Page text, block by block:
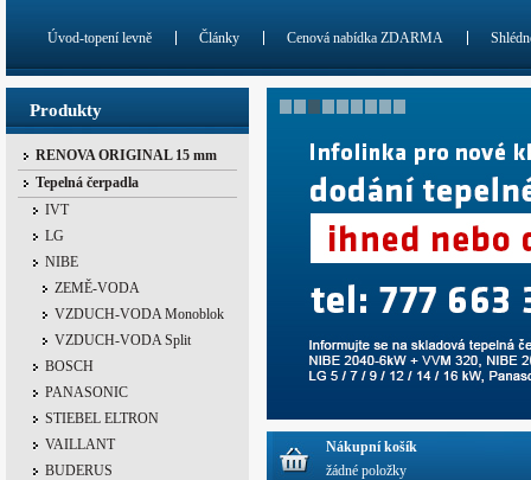
Produkty
RENOVA ORIGINAL 15 mm
Tepelná čerpadla
IVT
LG
NIBE
ZEMĚ-VODA
VZDUCH-VODA Monoblok
VZDUCH-VODA Split
BOSCH
PANASONIC
STIEBEL ELTRON
VAILLANT
BUDERUS
Úvod-topení levně Články Cenová nabídka ZDARMA
Nákupní košík
žádné položky